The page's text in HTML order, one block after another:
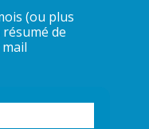
(ou plus
résumé de